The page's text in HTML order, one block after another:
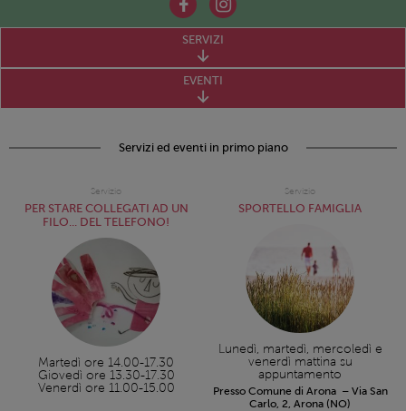
SERVIZI
EVENTI
Servizi ed eventi in primo piano
Servizio
PER STARE COLLEGATI AD UN
FILO... DEL TELEFONO!
Martedì ore 14.00-17.30
Giovedì ore 13.30-17.30
Venerdì ore 11.00-15.00
Servizio
SPORTELLO FAMIGLIA
Lunedì, martedì, mercoledì e
venerdì mattina su
appuntamento
Presso Comune di Arona – Via San
Carlo, 2, Arona (NO)